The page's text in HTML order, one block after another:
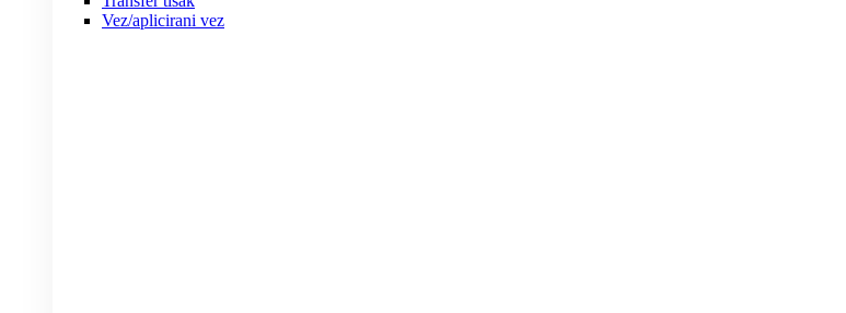
Vez/aplicirani vez